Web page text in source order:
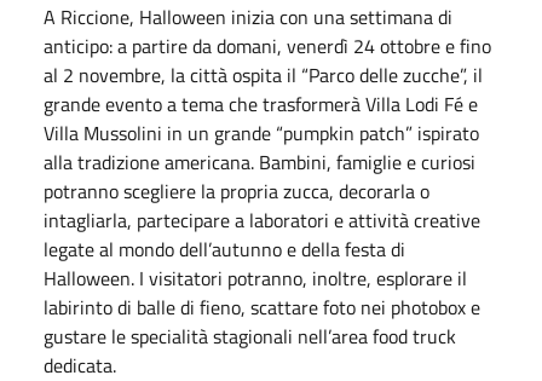
A Riccione, Halloween inizia con una settimana di
anticipo: a partire da domani, venerdì 24 ottobre e fino
al 2 novembre, la città ospita il “Parco delle zucche”, il
grande evento a tema che trasformerà Villa Lodi Fé e
Villa Mussolini in un grande “pumpkin patch” ispirato
alla tradizione americana. Bambini, famiglie e curiosi
potranno scegliere la propria zucca, decorarla o
intagliarla, partecipare a laboratori e attività creative
legate al mondo dell’autunno e della festa di
Halloween. I visitatori potranno, inoltre, esplorare il
labirinto di balle di fieno, scattare foto nei photobox e
gustare le specialità stagionali nell’area food truck
dedicata.